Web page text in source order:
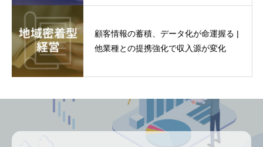
顧客情報の蓄積、データ化が命運握る |
他業種との提携強化で収入源が変化